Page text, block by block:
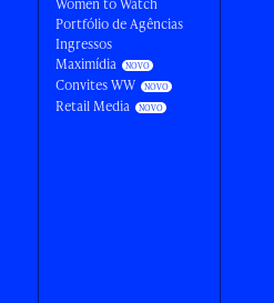
Women to Watch
Portfólio de Agências
Ingressos
Maximídia
Convites WW
Retail Media